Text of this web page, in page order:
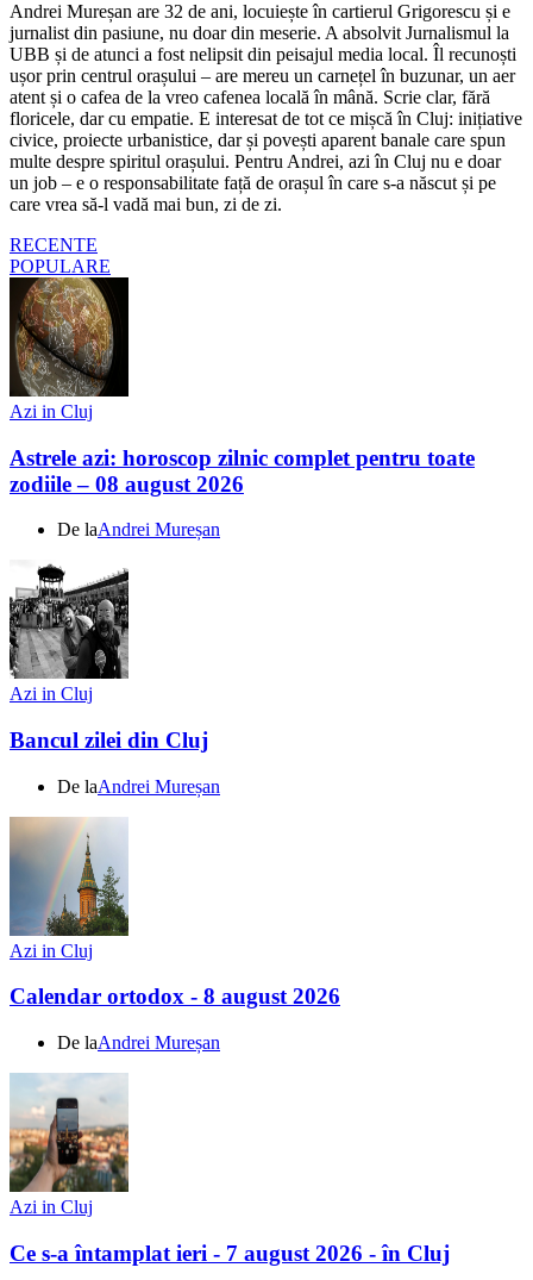
Andrei Mureșan are 32 de ani, locuiește în cartierul Grigorescu și e
jurnalist din pasiune, nu doar din meserie. A absolvit Jurnalismul la
UBB și de atunci a fost nelipsit din peisajul media local. Îl recunoști
ușor prin centrul orașului – are mereu un carnețel în buzunar, un aer
atent și o cafea de la vreo cafenea locală în mână. Scrie clar, fără
floricele, dar cu empatie. E interesat de tot ce mișcă în Cluj: inițiative
civice, proiecte urbanistice, dar și povești aparent banale care spun
multe despre spiritul orașului. Pentru Andrei, azi în Cluj nu e doar
un job – e o responsabilitate față de orașul în care s-a născut și pe
care vrea să-l vadă mai bun, zi de zi.
RECENTE
POPULARE
Azi in Cluj
Astrele azi: horoscop zilnic complet pentru toate
zodiile – 08 august 2026
De laAndrei Mureșan
Azi in Cluj
Bancul zilei din Cluj
De laAndrei Mureșan
Azi in Cluj
Calendar ortodox - 8 august 2026
De laAndrei Mureșan
Azi in Cluj
Ce s-a întamplat ieri - 7 august 2026 - în Cluj